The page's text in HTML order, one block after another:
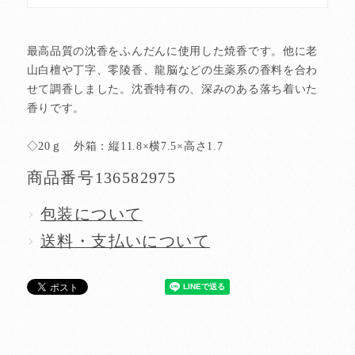
最高品質の沈香をふんだんに使用した焼香です。他に老
山白檀や丁字、零陵香、龍脳などの生薬系の香料を合わ
せて調香しました。沈香特有の、深みのある落ち着いた
香りです。
◇20ｇ 外箱：縦11.8×横7.5×高さ1.7
商品番号136582975
包装について
送料・支払いについて